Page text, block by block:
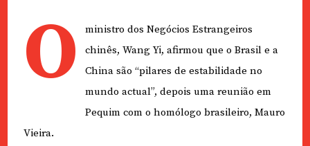
O
ministro dos Negócios Estrangeiros
chinês, Wang Yi, afirmou que o Brasil e a
China são “pilares de estabilidade no
mundo actual”, depois uma reunião em
Pequim com o homólogo brasileiro, Mauro
Vieira.